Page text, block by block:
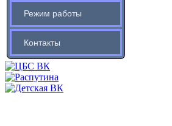
Режим работы
Контакты